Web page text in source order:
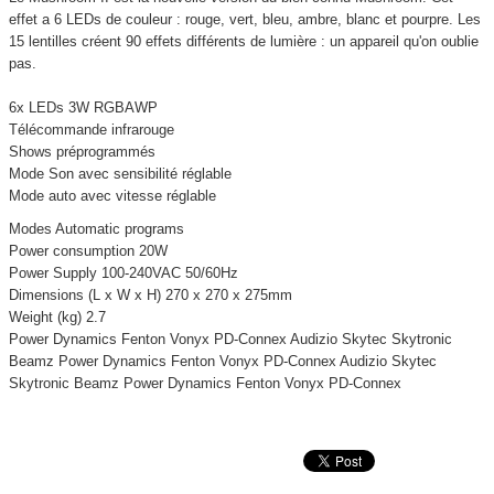
effet a 6 LEDs de couleur : rouge, vert, bleu, ambre, blanc et pourpre. Les
15 lentilles créent 90 effets différents de lumière : un appareil qu'on oublie
pas.
6x LEDs 3W RGBAWP
Télécommande infrarouge
Shows préprogrammés
Mode Son avec sensibilité réglable
Mode auto avec vitesse réglable
Modes Automatic programs
Power consumption 20W
Power Supply 100-240VAC 50/60Hz
Dimensions (L x W x H) 270 x 270 x 275mm
Weight (kg) 2.7
Power Dynamics Fenton Vonyx PD-Connex Audizio Skytec Skytronic
Beamz Power Dynamics Fenton Vonyx PD-Connex Audizio Skytec
Skytronic Beamz Power Dynamics Fenton Vonyx PD-Connex